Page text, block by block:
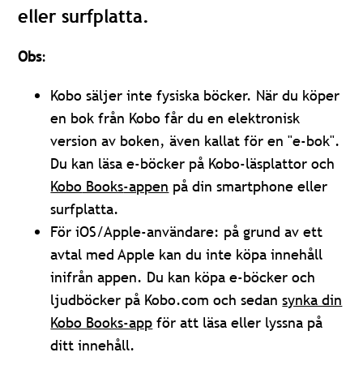
eller surfplatta.
Obs:
Kobo säljer inte fysiska böcker. När du köper
en bok från Kobo får du en elektronisk
version av boken, även kallat för en "e-bok".
Du kan läsa e-böcker på Kobo-läsplattor och
Kobo Books-appen på din smartphone eller
surfplatta.
För iOS/Apple-användare: på grund av ett
avtal med Apple kan du inte köpa innehåll
inifrån appen. Du kan köpa e-böcker och
ljudböcker på Kobo.com och sedansynka din
Kobo Books-app för att läsa eller lyssna på
ditt innehåll.